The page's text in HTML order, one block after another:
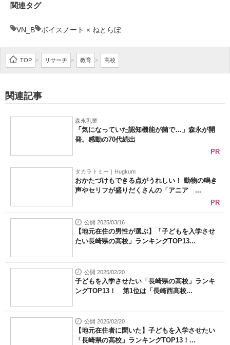
関連タグ
VN_B ボイスノート × ねとらぼ
TOP > リサーチ > 教育 > 高校
関連記事
森永乳業
「気になっていた認知機能が菌で…」森永が開
発。感動の70代続出
PR
タカラトミー｜Hugkum
おかたづけもできる点がうれしい！ 動物の鳴き
声やセリフが盛りだくさんの「アニア ...
PR
公開 2025/03/16
【地元在住の男性が選ぶ】「子どもを入学させ
たい長崎県の高校」ランキングTOP13...
公開 2025/02/20
子どもを入学させたい「長崎県の高校」ランキ
ングTOP13！ 第1位は「長崎西高校...
公開 2025/02/20
【地元在住者に聞いた】子どもを入学させたい
「長崎県の高校」ランキングTOP13！...